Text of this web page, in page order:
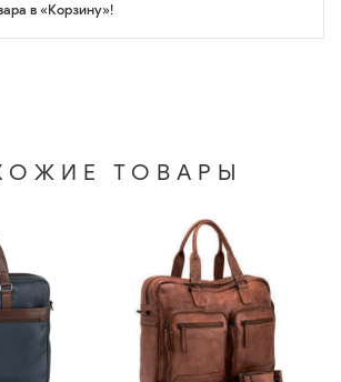
в «Корзину»!
ТОВАРЫ